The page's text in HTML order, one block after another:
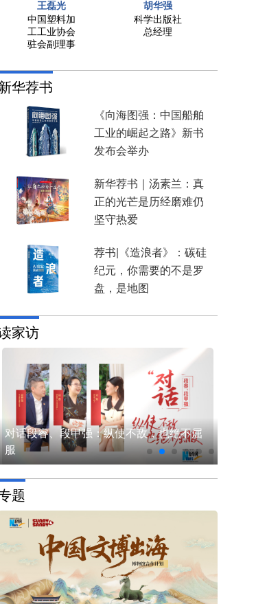
王磊光
中国塑料加
工工业协会
驻会副理事
胡华强
科学出版社
总经理
华荐书
《向海图强：中国船舶
工业的崛起之路》新书
发布会举办
新华荐书｜汤素兰：真
正的光芒是历经磨难仍
坚守热爱
荐书|《造浪者》：碳硅
纪元，你需要的不是罗
盘，是地图
家访
对话段睿、段甲强：纵使不敌，也绝不屈
服
题